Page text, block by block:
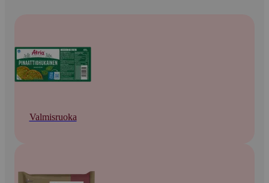
Valmisruoka